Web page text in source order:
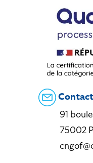
Contact
91
75002